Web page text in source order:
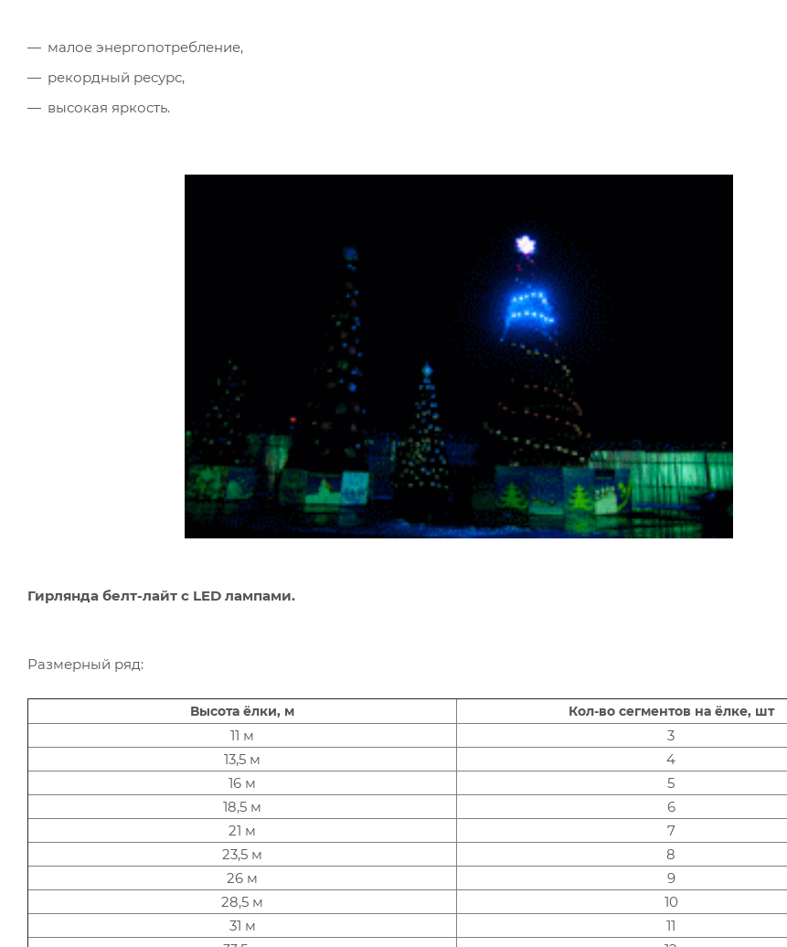
малое энергопотребление,
рекордный ресурс,
высокая яркость.
Гирлянда белт-лайт с LED лампами.
Размерный ряд:
Высота ёлки, м Кол-во сегментов на ёлке, шт
11 м
3
13,5 м
4
16 м
5
18,5 м
6
21 м
7
23,5 м
8
26 м
9
28,5 м
10
31 м
11